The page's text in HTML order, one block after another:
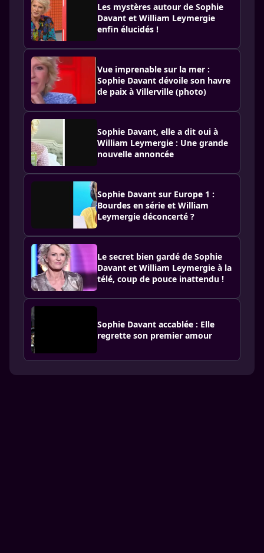
Les mystères autour de Sophie
Davant et William Leymergie
enfin élucidés !
Vue imprenable sur la mer :
Sophie Davant dévoile son havre
de paix à Villerville (photo)
Sophie Davant, elle a dit oui à
William Leymergie : Une grande
nouvelle annoncée
Sophie Davant sur Europe 1 :
Bourdes en série et William
Leymergie déconcerté ?
Le secret bien gardé de Sophie
Davant et William Leymergie à la
télé, coup de pouce inattendu !
Sophie Davant accablée : Elle
regrette son premier amour